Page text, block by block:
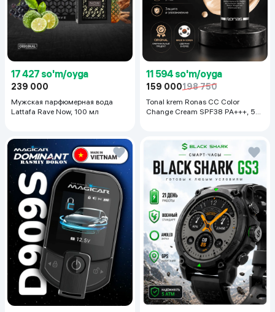
17 427 so'm/oyga
239 000
Мужская парфюмерная вода
Lattafa Rave Now, 100 мл
11 594 so'm/oyga
159 000198 750
Tonal krem Ronas CC Color
Change Cream SPF38 PA+++, 50